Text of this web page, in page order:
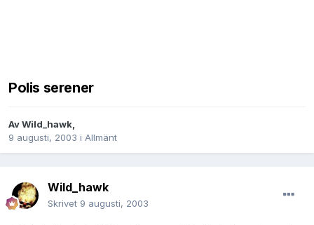
Polis serener
AvWild_hawk,
9 augusti, 2003 i Allmänt
Wild_hawk
Skrivet 9 augusti, 2003